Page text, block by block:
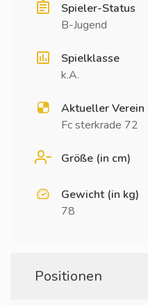
Spieler-Status
B-Jugend
Spielklasse
k.A.
Aktueller Verein
Fc sterkrade 72
Größe (in cm)
Gewicht (in kg)
78
Positionen